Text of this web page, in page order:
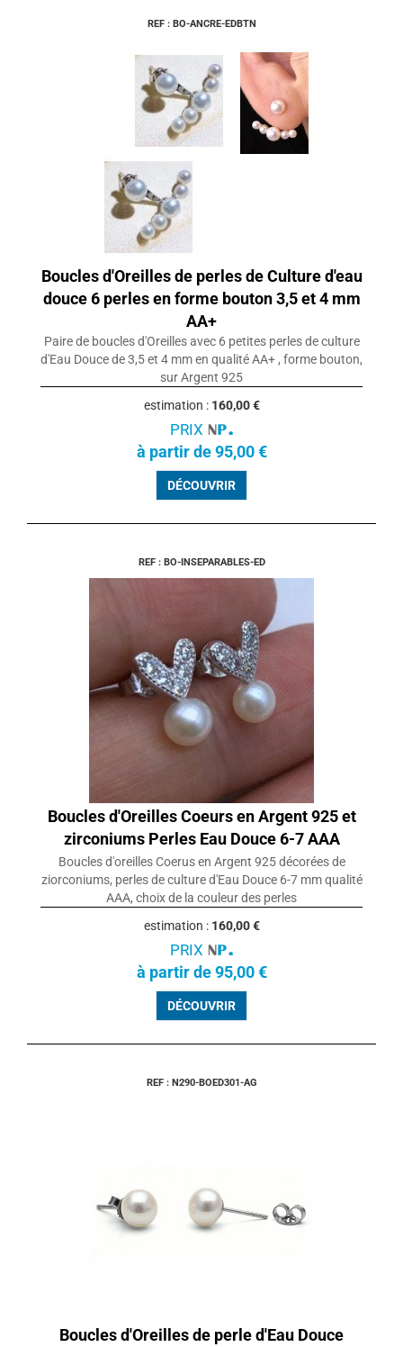
REF : BO-ANCRE-EDBTN
Boucles d'Oreilles de perles de Culture d'eau
douce 6 perles en forme bouton 3,5 et 4 mm
AA+
Paire de boucles d'Oreilles avec 6 petites perles de culture
d'Eau Douce de 3,5 et 4 mm en qualité AA+ , forme bouton,
sur Argent 925
estimation : 160,00 €
PRIX
à partir de 95,00 €
DÉCOUVRIR
REF : BO-INSEPARABLES-ED
Boucles d'Oreilles Coeurs en Argent 925 et
zirconiums Perles Eau Douce 6-7 AAA
Boucles d'oreilles Coerus en Argent 925 décorées de
ziorconiums, perles de culture d'Eau Douce 6-7 mm qualité
AAA, choix de la couleur des perles
estimation : 160,00 €
PRIX
à partir de 95,00 €
DÉCOUVRIR
REF : N290-BOED301-AG
Boucles d'Oreilles de perle d'Eau Douce